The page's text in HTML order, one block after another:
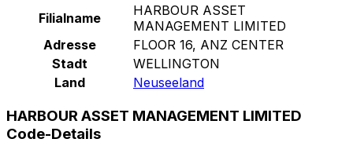
Filialname
HARBOUR ASSET
MANAGEMENT LIMITED
Adresse
FLOOR 16, ANZ CENTER
Stadt
WELLINGTON
Land
Neuseeland
HARBOUR ASSET MANAGEMENT LIMITED
Code-Details